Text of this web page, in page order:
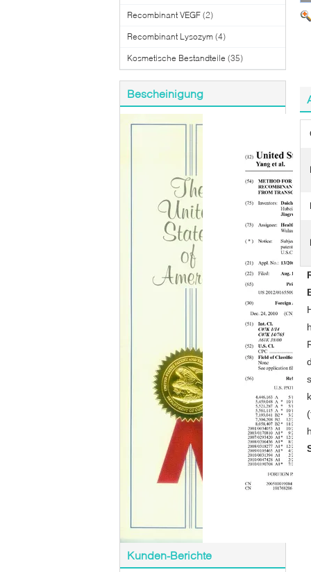
Recombinant VEGF (2)
Recombinant Lysozym (4)
Kosmetische Bestandteile (35)
Bescheinigung
Kunden-Berichte